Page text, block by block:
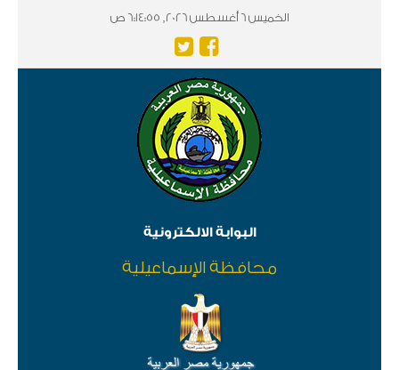
الخميس 6 أغسطس 2026, 6:14:55 ص
البوابة الالكترونية
محافظة الإسماعيلية